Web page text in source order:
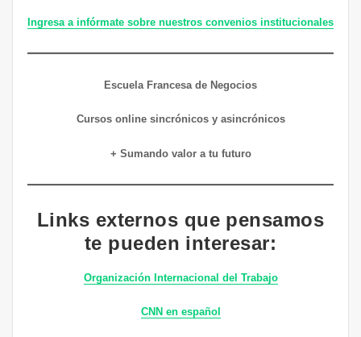
Ingresa a infórmate sobre nuestros convenios institucionales
Escuela Francesa de Negocios
Cursos online sincrónicos y asincrónicos
+ Sumando valor a tu futuro
Links externos que pensamos
te pueden interesar:
Organización Internacional del Trabajo
CNN en español